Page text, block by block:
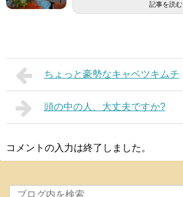
記事を読む
ちょっと豪勢なキャベツキムチ
頭の中の人、大丈夫ですか?
コメントの入力は終了しました。